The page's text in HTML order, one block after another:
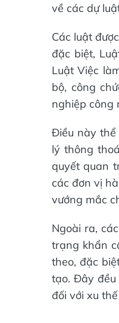
về các dự
Các luật
đặc biệt,
Luật Việc
bộ, công
nghiệp công
Điều này thể
lý thông
quyết quan
các đơn vị
vướng mắc
Ngoài ra,
trạng khẩn
theo, đặc
tạo. Đây
đối với xu